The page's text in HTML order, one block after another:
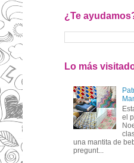
¿Te
Lo más
el
una mantita de
pregunt...